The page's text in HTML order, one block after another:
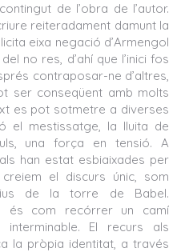
de l’obra de l’autor.
reiteradament damunt la
eixa negació d’Armengol
no res, d’ahí que l’inici fos
contraposar-ne d’altres,
ser conseqüent amb molts
es pot sotmetre a diverses
el mestissatge, la lluita de
una força en tensió. A
han estat esbiaixades per
el discurs únic, som
de la torre de Babel.
és com recórrer un camí
interminable. El recurs als
la pròpia identitat, a través